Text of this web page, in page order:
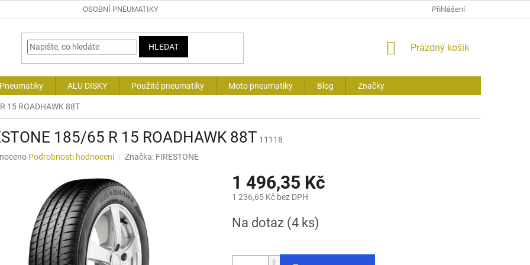
OSOBNÍ PNEUMATIKY Přihlášení
HLEDAT
NÁKUPNÍ
Prázdný košík
ALU DISKY Použité pneumatiky Moto pneumatiky Blog Značky
15 ROADHAWK 88T
185/65 R 15 ROADHAWK 88T 11118
Podrobnosti hodnocení Značka: FIRESTONE
1 496,35 Kč
1 236,65 Kč bez DPH
cena:
Na dotaz (4 ks)